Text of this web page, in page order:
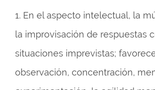
1. En el aspecto intelectual, la
la improvisación de respuestas
situaciones imprevistas;
observación, concentración,